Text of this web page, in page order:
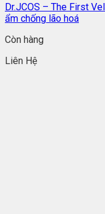
Dr.JCOS – The First
ẩm chống lão hoá
Còn hàng
Liên Hệ